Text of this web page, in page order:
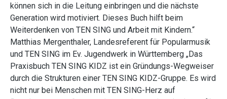
können sich in die Leitung einbringen und die nächste
Generation wird motiviert. Dieses Buch hilft beim
Weiterdenken von TEN SING und Arbeit mit Kindern.“
Matthias Mergenthaler, Landesreferent für Popularmusik
und TEN SING im Ev. Jugendwerk in Württemberg „Das
Praxisbuch TEN SING KIDZ ist ein Gründungs-Wegweiser
durch die Strukturen einer TEN SING KIDZ-Gruppe. Es wird
nicht nur bei Menschen mit TEN SING-Herz auf